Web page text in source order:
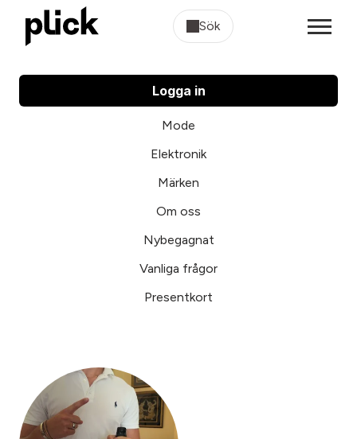
Sök
Logga in
Mode
Elektronik
Märken
Om oss
Nybegagnat
Vanliga frågor
Presentkort